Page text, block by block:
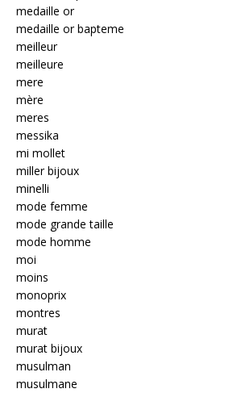
medaille or
medaille or bapteme
meilleur
meilleure
mere
mère
meres
messika
mi mollet
miller bijoux
minelli
mode femme
mode grande taille
mode homme
moi
moins
monoprix
montres
murat
murat bijoux
musulman
musulmane